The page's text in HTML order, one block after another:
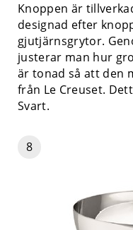
Knoppen är
designad efter
gjutjärnsgrytor.
justerar man hur
är tonad så att den
från Le Creuset.
Svart.
8